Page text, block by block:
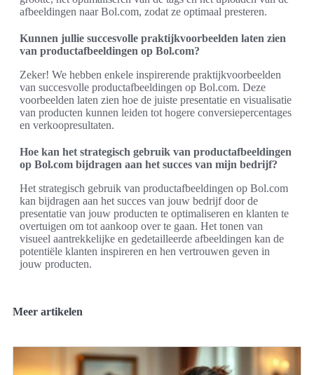
afbeeldingen naar Bol.com, zodat ze optimaal presteren.
Kunnen jullie succesvolle praktijkvoorbeelden laten zien
van productafbeeldingen op Bol.com?
Zeker! We hebben enkele inspirerende praktijkvoorbeelden
van succesvolle productafbeeldingen op Bol.com. Deze
voorbeelden laten zien hoe de juiste presentatie en visualisatie
van producten kunnen leiden tot hogere conversiepercentages
en verkoopresultaten.
Hoe kan het strategisch gebruik van productafbeeldingen
op Bol.com bijdragen aan het succes van mijn bedrijf?
Het strategisch gebruik van productafbeeldingen op Bol.com
kan bijdragen aan het succes van jouw bedrijf door de
presentatie van jouw producten te optimaliseren en klanten te
overtuigen om tot aankoop over te gaan. Het tonen van
visueel aantrekkelijke en gedetailleerde afbeeldingen kan de
potentiële klanten inspireren en hen vertrouwen geven in
jouw producten.
Meer artikelen